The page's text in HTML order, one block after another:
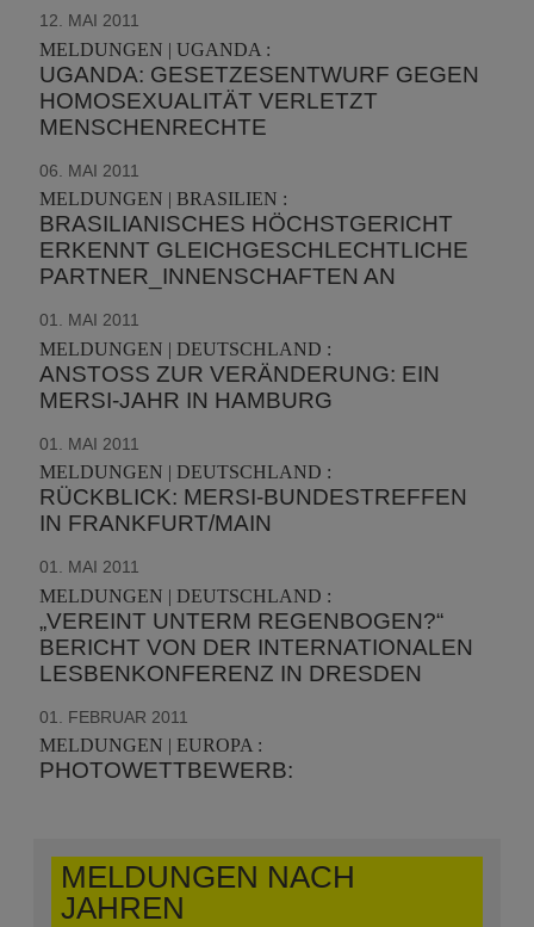
12. MAI 2011
MELDUNGEN | UGANDA :
UGANDA: GESETZESENTWURF GEGEN
HOMOSEXUALITÄT VERLETZT
MENSCHENRECHTE
06. MAI 2011
MELDUNGEN | BRASILIEN :
BRASILIANISCHES HÖCHSTGERICHT
ERKENNT GLEICHGESCHLECHTLICHE
PARTNER_INNENSCHAFTEN AN
01. MAI 2011
MELDUNGEN | DEUTSCHLAND :
ANSTOSS ZUR VERÄNDERUNG: EIN M
ERSI-JAHR IN HAMBURG
01. MAI 2011
MELDUNGEN | DEUTSCHLAND :
RÜCKBLICK: MERSI-BUNDESTREFFEN
IN FRANKFURT/MAIN
01. MAI 2011
MELDUNGEN | DEUTSCHLAND :
„VEREINT UNTERM REGENBOGEN?“
BERICHT VON DER INTERNATIONALEN
LESBENKONFERENZ IN DRESDEN
01. FEBRUAR 2011
MELDUNGEN | EUROPA :
PHOTOWETTBEWERB:
MELDUNGEN NACH
JAHREN